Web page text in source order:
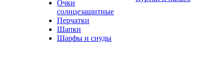
Очки
солнцезащитные
Перчатки
Шапки
Шарфы и снуды